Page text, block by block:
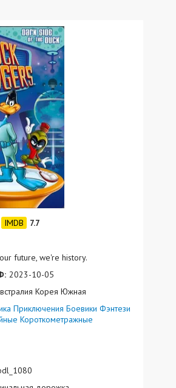
7.7
future, we're history.
2023-10-05
Корея Южная
Приключения Боевики Фэнтези
Короткометражные